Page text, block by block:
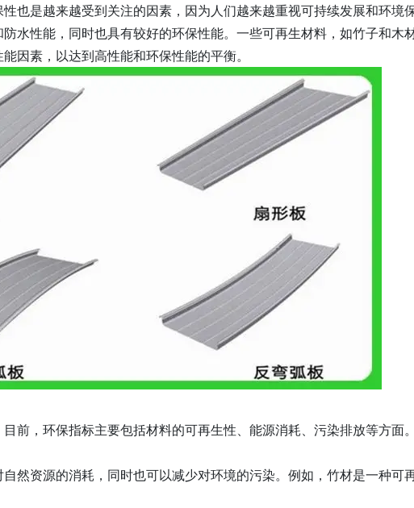
也是越来越受到关注的因素，因为人们越来越重视可持续发展和环境
水性能，同时也具有较好的环保性能。一些可再生材料，如竹子和木
因素，以达到高性能和环保性能的平衡。
前，环保指标主要包括材料的可再生性、能源消耗、污染排放等方面
然资源的消耗，同时也可以减少对环境的污染。例如，竹材是一种可